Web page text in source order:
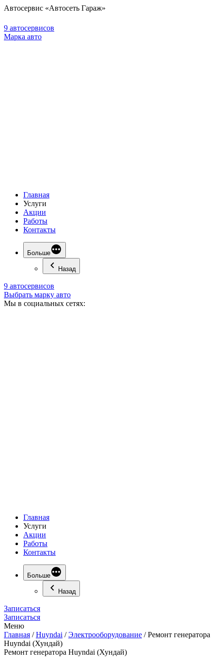
Автосервис «Автосеть Гараж»
9 автосервисов
Марка авто
Главная
Услуги
Акции
Работы
Контакты
Больше
Назад
9 автосервисов
Выбрать марку авто
Мы в социальных сетях:
Главная
Услуги
Акции
Работы
Контакты
Больше
Назад
Записаться
Записаться
Меню
Главная /Huyndai /Электрооборудование /Ремонт генератора
Huyndai (Хундай)
Ремонт генератора Huyndai (Хундай)